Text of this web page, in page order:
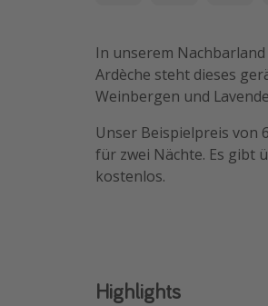
In unserem
Ardèche steht dieses
Weinbergen und
Unser Beispielpreis von
für zwei Nächte. Es gibt
kostenlos.
Highlights